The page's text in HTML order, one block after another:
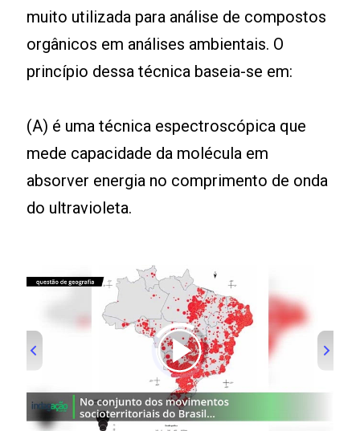
muito utilizada para análise de compostos
orgânicos em análises ambientais. O
princípio dessa técnica baseia-se em:
(A) é uma técnica espectroscópica que
mede capacidade da molécula em
absorver energia no comprimento de onda
do ultravioleta.
00:00/01:00